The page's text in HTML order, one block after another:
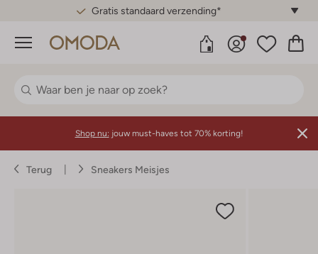
Gratis standaard verzending*
Menu
Shop nu: jouw must-haves tot 70% korting!
Terug Sneakers Meisjes